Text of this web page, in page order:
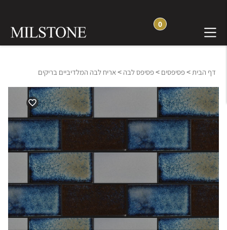
0
דף הבית>פסיפסים >פסיפס לבה > אריח לבה המלדיביים בריקים